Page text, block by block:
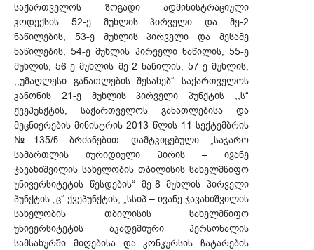
საქართველოს ზოგადი ადმინისტრაციული
კოდექსის 52-ე მუხლის პირველი და მე-2
ნაწილების, 53-ე მუხლის პირველი და მესამე
ნაწილების, 54-ე მუხლის პირველი ნაწილის, 55-ე
მუხლის, 56-ე მუხლის მე-2 ნაწილის, 57-ე მუხლის,
,,უმაღლესი განათლების შესახებ“ საქართველოს
კანონის 21-ე მუხლის პირველი პუნქტის ,,ს“
ქვეპუნქტის, საქართველოს განათლებისა და
მეცნიერების მინისტრის 2013 წლის 11 სექტემბრის
№135/ნ ბრძანებით დამტკიცებული „საჯარო
სამართლის იურიდიული პირის – ივანე
ჯავახიშვილის სახელობის თბილისის სახელმწიფო
უნივერსიტეტის წესდების“ მე-8 მუხლის პირველი
პუნქტის „ც“ ქვეპუნქტის, „სსიპ – ივანე ჯავახიშვილის
სახელობის თბილისის სახელმწიფო
უნივერსიტეტის აკადემიური პერსონალის
სამსახურში მიღებისა და კონკურსის ჩატარების